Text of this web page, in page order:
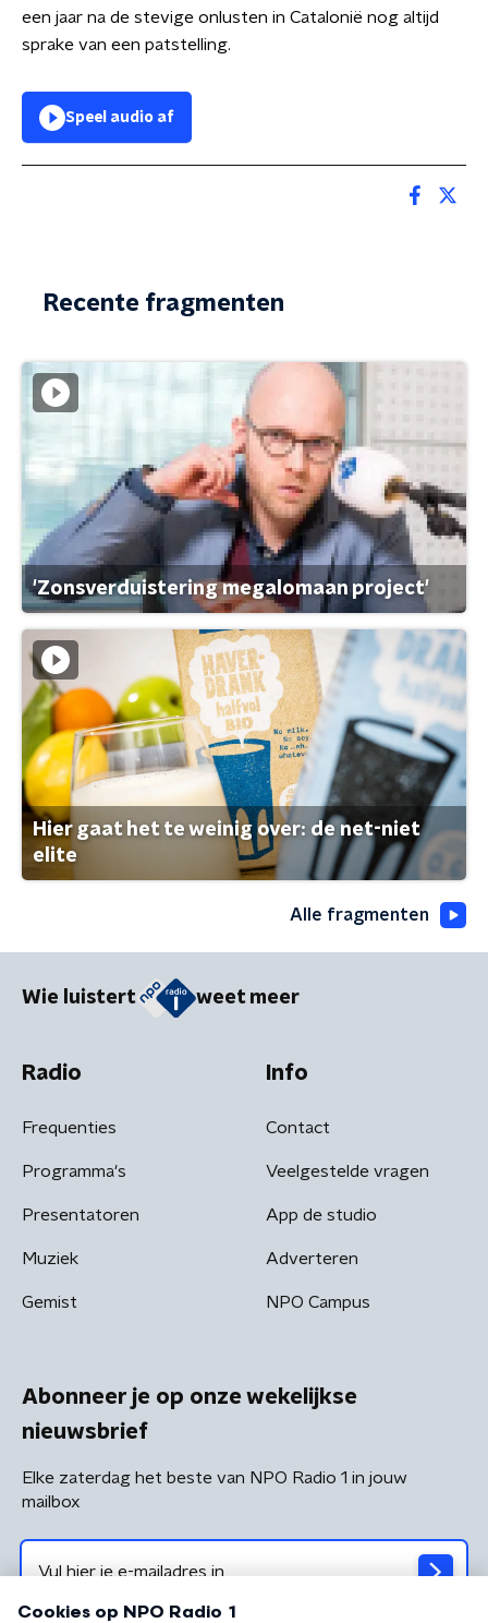
een jaar na de stevige onlusten in Catalonië nog altijd
sprake van een patstelling.
Speel audio af
Recente fragmenten
'Zonsverduistering megalomaan project'
Hier gaat het te weinig over: de net-niet
elite
Alle fragmenten
Wie luistert weet meer
Radio
Frequenties
Programma's
Presentatoren
Muziek
Gemist
Info
Contact
Veelgestelde vragen
App de studio
Adverteren
NPO Campus
Abonneer je op onze wekelijkse
nieuwsbrief
Elke zaterdag het beste van NPO Radio 1 in jouw
mailbox